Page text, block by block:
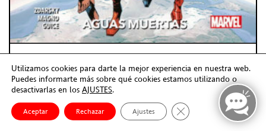
14,00€
Reservar | Te lo traemos
Lanzamiento:
Utilizamos cookies para darte la mejor experiencia en nuestra web.
Puedes informarte más sobre qué cookies estamos utilizando o
desactivarlas en los AJUSTES.
Aceptar Rechazar Ajustes Cerrar el banner de